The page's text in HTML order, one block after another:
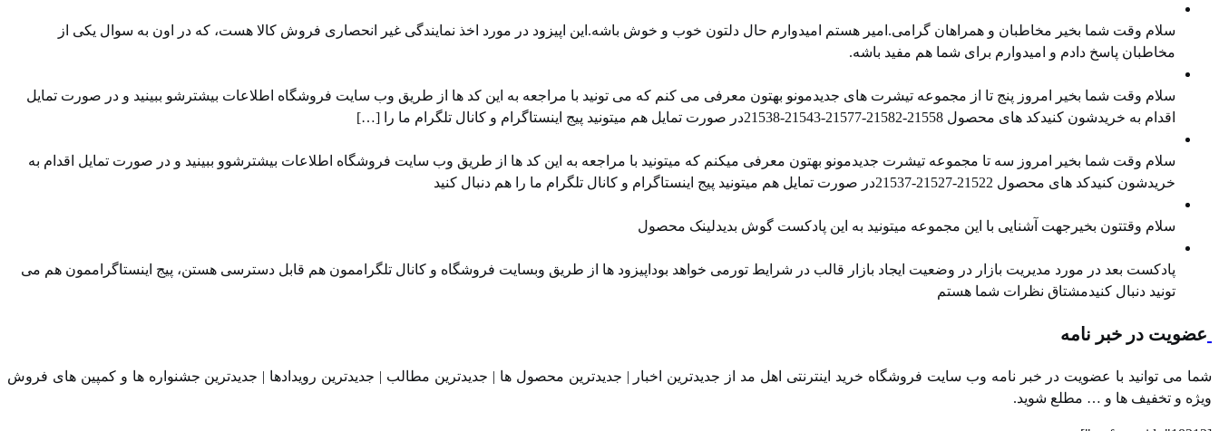
سلام وقت شما بخیر مخاطبان و همراهان گرامی.امیر هستم امیدوارم حال دلتون خوب و خوش باشه.این اپیزود در مورد اخذ نمایندگی غیر انحصاری فروش کالا هست، که در اون به سوال یکی از
مخاطبان پاسخ دادم و امیدوارم برای شما هم مفید باشه.
سلام وقت شما بخیر امروز پنج تا از مجموعه تیشرت های جدیدمونو بهتون معرفی می کنم که می تونید با مراجعه به این کد ها از طریق وب سایت ⁠فروشگاه ⁠اطلاعات بیشترشو ببینید و در صورت تمایل
اقدام به خریدشون کنیدکد های محصول ⁠21558-21582-21577⁠-⁠21543⁠-⁠21538⁠در صورت تمایل هم میتونید ⁠پیج اینستاگرام⁠ و ⁠کانال تلگرام⁠ ما را […]
سلام وقت شما بخیر امروز سه تا مجموعه تیشرت جدیدمونو بهتون معرفی میکنم که میتونید با مراجعه به این کد ها از طریق وب سایت فروشگاه اطلاعات بیشترشوو ببینید و در صورت تمایل اقدام به
خریدشون کنیدکد های محصول 21522-21527-21537در صورت تمایل هم میتونید پیج اینستاگرام و کانال تلگرام ما را هم دنبال کنید
سلام وقتتون بخیرجهت آشنایی با این مجموعه میتونید به این پادکست گوش بدیدلینک محصول
پادکست بعد در مورد مدیریت بازار در وضعیت ایجاد بازار قالب در شرایط تورمی خواهد بوداپیزود ها از طریق ⁠⁠وبسایت فروشگاه⁠⁠ و ⁠⁠کانال تلگراممون⁠⁠ هم قابل دسترسی هستن، ⁠⁠پیج اینستاگراممون⁠⁠ هم می
تونید دنبال کنیدمشتاق نظرات شما هستم
عضویت در خبر نامه
شما می توانید با عضویت در خبر نامه وب سایت فروشگاه خرید اینترنتی اهل مد از جدیدترین اخبار | جدیدترین محصول ها | جدیدترین مطالب | جدیدترین رویدادها | جدیدترین جشنواره ها و کمپین های فروش
ویژه و تخفیف ها و … مطلع شوید.